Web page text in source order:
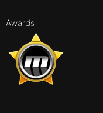
Awards